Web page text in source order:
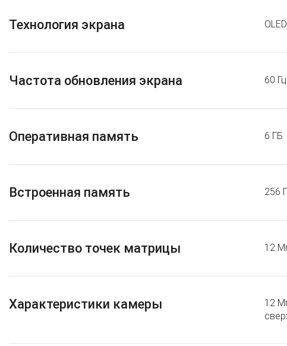
Технология экрана OLED
Частота обновления экрана 60 Гц
Оперативная память 6 ГБ
Встроенная память 256
Количество точек матрицы 12
Характеристики камеры
12